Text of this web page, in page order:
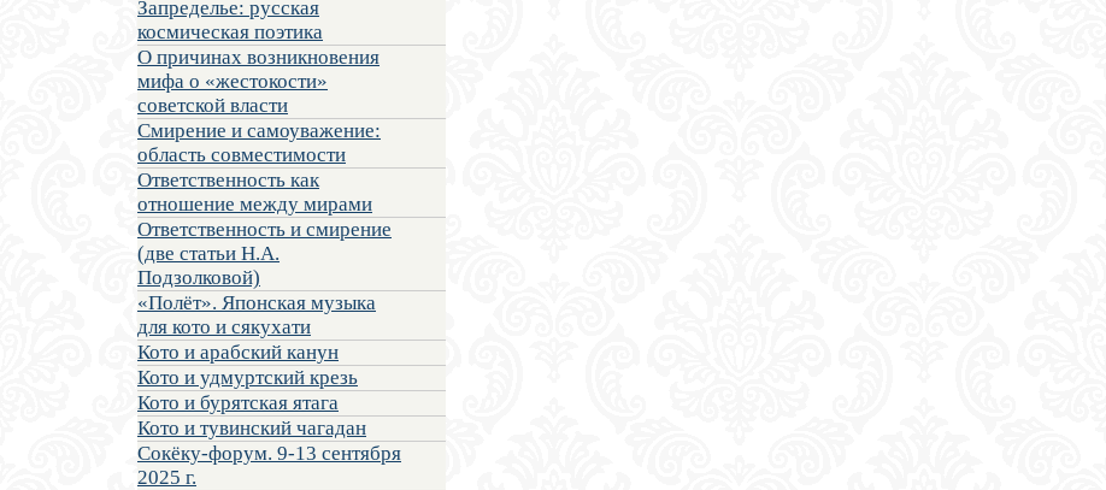
Запределье: русская
космическая поэтика
О причинах возникновения
мифа о «жестокости»
советской власти
Смирение и самоуважение:
область совместимости
Ответственность как
отношение между мирами
Ответственность и смирение
(две статьи Н.А.
Подзолковой)
«Полёт». Японская музыка
для кото и сякухати
Кото и арабский канун
Кото и удмуртский крезь
Кото и бурятская ятага
Кото и тувинский чагадан
Сокёку-форум. 9-13 сентября
2025 г.